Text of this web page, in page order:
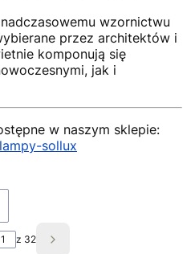
wzornictwu
przez architektów i
komponują się
jak i
w naszym sklepie:
sollux
z 32 Następne produkty